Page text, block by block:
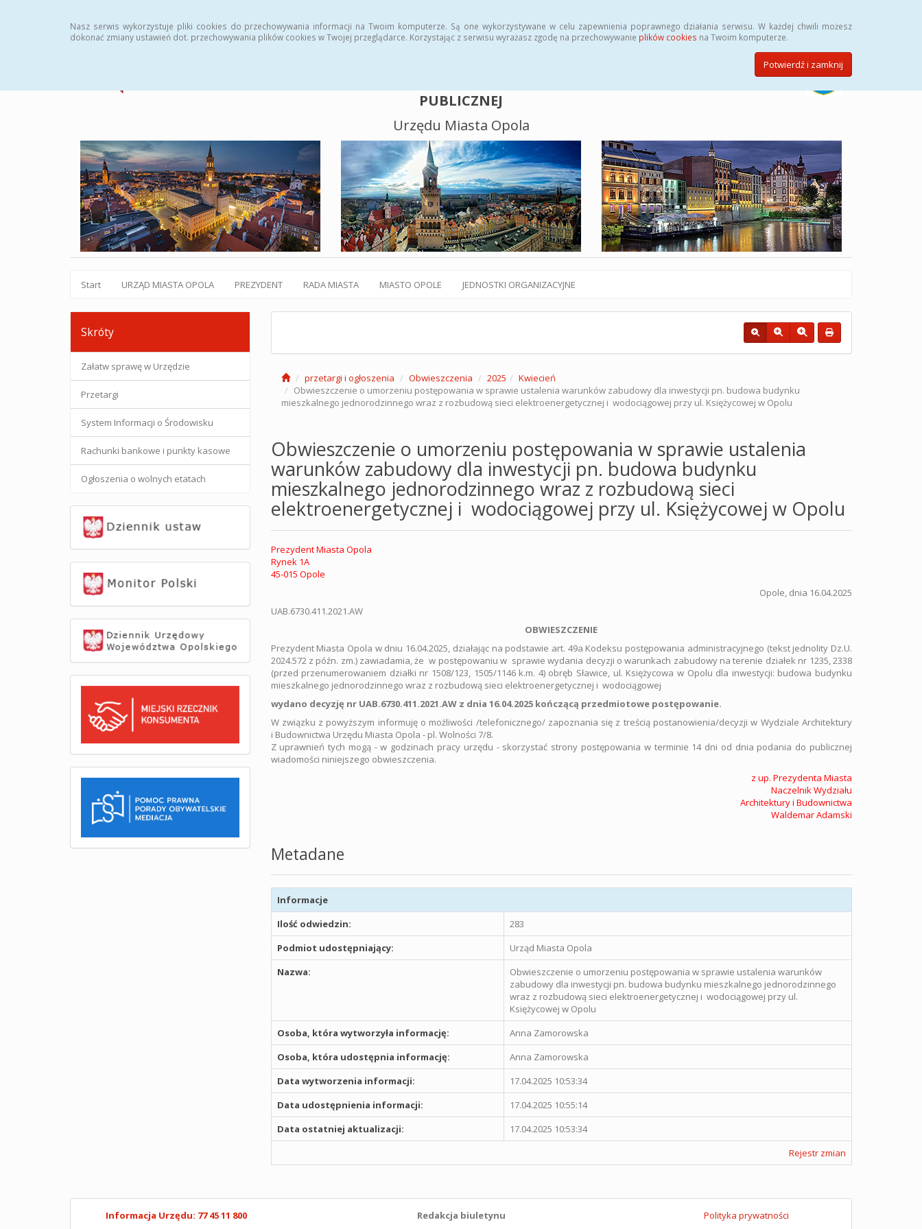
Nasz serwis wykorzystuje pliki cookies do przechowywania informacji na Twoim komputerze. Są one wykorzystywane w celu zapewnienia poprawnego działania serwisu. W każdej chwili możesz
dokonać zmiany ustawień dot. przechowywania plików cookies w Twojej przeglądarce. Korzystając z serwisu wyrażasz zgodę na przechowywanie plików cookies na Twoim komputerze.
Potwierdź i zamknij
PUBLICZNEJ
Urzędu Miasta Opola
Start URZĄD MIASTA OPOLA PREZYDENT RADA MIASTA MIASTO OPOLE JEDNOSTKI ORGANIZACYJNE
Skróty
Załatw sprawę w Urzędzie
Przetargi
System Informacji o Środowisku
Rachunki bankowe i punkty kasowe
Ogłoszenia o wolnych etatach
przetargi i ogłoszenia Obwieszczenia 2025
Kwiecień
Obwieszczenie o umorzeniu postępowania w sprawie ustalenia warunków zabudowy dla inwestycji pn. budowa budynku
mieszkalnego jednorodzinnego wraz z rozbudową sieci elektroenergetycznej i wodociągowej przy ul. Księżycowej w Opolu
Obwieszczenie o umorzeniu postępowania w sprawie ustalenia
warunków zabudowy dla inwestycji pn. budowa budynku
mieszkalnego jednorodzinnego wraz z rozbudową sieci
elektroenergetycznej i wodociągowej przy ul. Księżycowej w Opolu
Prezydent Miasta Opola
Rynek 1A
45-015 Opole
Opole, dnia 16.04.2025
UAB.6730.411.2021.AW
OBWIESZCZENIE
Prezydent Miasta Opola w dniu 16.04.2025, działając na podstawie art. 49a Kodeksu postępowania administracyjnego (tekst jednolity Dz.U.
2024.572 z późn. zm.) zawiadamia, że w postępowaniu w sprawie wydania decyzji o warunkach zabudowy na terenie działek nr 1235, 2338
(przed przenumerowaniem działki nr 1508/123, 1505/1146 k.m. 4) obręb Sławice, ul. Księżycowa w Opolu dla inwestycji: budowa budynku
mieszkalnego jednorodzinnego wraz z rozbudową sieci elektroenergetycznej i wodociągowej
wydano decyzję nr UAB.6730.411.2021.AW z dnia 16.04.2025 kończącą przedmiotowe postępowanie.
W związku z powyższym informuję o możliwości /telefonicznego/ zapoznania się z treścią postanowienia/decyzji w Wydziale Architektury
i Budownictwa Urzędu Miasta Opola - pl. Wolności 7/8.
Z uprawnień tych mogą - w godzinach pracy urzędu - skorzystać strony postępowania w terminie 14 dni od dnia podania do publicznej
wiadomości niniejszego obwieszczenia.
z up. Prezydenta Miasta
Naczelnik Wydziału
Architektury i Budownictwa
Waldemar Adamski
Metadane
Informacje
Ilość odwiedzin:
283
Podmiot udostępniający:
Urząd Miasta Opola
Nazwa:
Obwieszczenie o umorzeniu postępowania w sprawie ustalenia warunków
zabudowy dla inwestycji pn. budowa budynku mieszkalnego jednorodzinnego
wraz z rozbudową sieci elektroenergetycznej i wodociągowej przy ul.
Księżycowej w Opolu
Osoba, która wytworzyła informację:
Anna Zamorowska
Osoba, która udostępnia informację:
Anna Zamorowska
Data wytworzenia informacji:
17.04.2025 10:53:34
Data udostępnienia informacji:
17.04.2025 10:55:14
Data ostatniej aktualizacji:
17.04.2025 10:53:34
Rejestr zmian
Informacja Urzędu: 77 45 11 800
Redakcja biuletynu
Polityka prywatności